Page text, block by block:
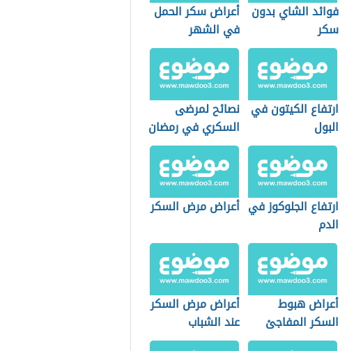
فوائد الشاي بدون
سكر
أعراض سكر الحمل
في الشهر
السادس
ارتفاع الكيتون في
البول
نصائح لمرضى
السكري في رمضان
ارتفاع الجلوكوز في
الدم
أعراض مرض السكر
أعراض هبوط
السكر المفاجئ
أعراض مرض السكر
عند الشباب